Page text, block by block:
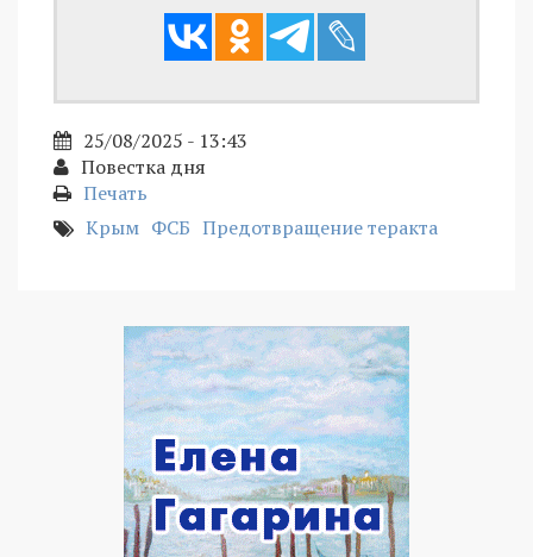
25/08/2025 - 13:43
Повестка дня
Печать
Крым ФСБ Предотвращение теракта